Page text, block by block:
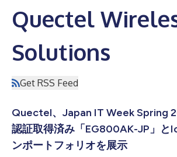
Quectel
Solutions
Get RSS Feed
Quectel、Japan IT Week Spring
認証取得済み「EG800AK-JP」と
ンポートフォリオを展示